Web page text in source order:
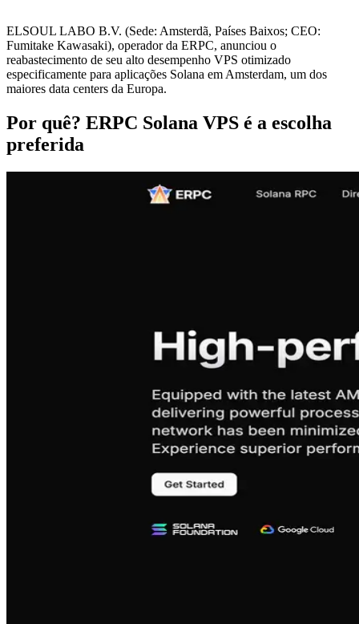
ELSOUL LABO B.V. (Sede: Amsterdã, Países Baixos; CEO:
Fumitake Kawasaki), operador da ERPC, anunciou o
reabastecimento de seu alto desempenho VPS otimizado
especificamente para aplicações Solana em Amsterdam, um dos
maiores data centers da Europa.
Por quê? ERPC Solana VPS é a escolha
preferida